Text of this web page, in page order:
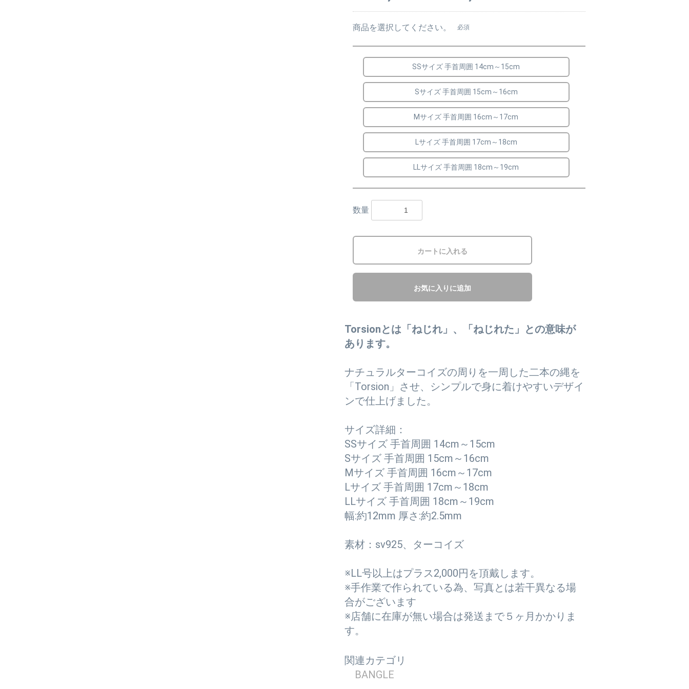
商品を選択してください。 必須
SSサイズ 手首周囲 14cm～15cm
Sサイズ 手首周囲 15cm～16cm
Mサイズ 手首周囲 16cm～17cm
Lサイズ 手首周囲 17cm～18cm
LLサイズ 手首周囲 18cm～19cm
数量
カートに入れる
お気に入りに追加
Torsionとは「ねじれ」、「ねじれた」との意味が
あります。
ナチュラルターコイズの周りを一周した二本の縄を
「Torsion」させ、シンプルで身に着けやすいデザイ
ンで仕上げました。
サイズ詳細：
SSサイズ 手首周囲 14cm～15cm
Sサイズ 手首周囲 15cm～16cm
Mサイズ 手首周囲 16cm～17cm
Lサイズ 手首周囲 17cm～18cm
LLサイズ 手首周囲 18cm～19cm
幅:約12mm 厚さ:約2.5mm
素材：sv925、ターコイズ
※LL号以上はプラス2,000円を頂戴します。
※手作業で作られている為、写真とは若干異なる場
合がございます
※店舗に在庫が無い場合は発送まで５ヶ月かかりま
す。
関連カテゴリ
BANGLE